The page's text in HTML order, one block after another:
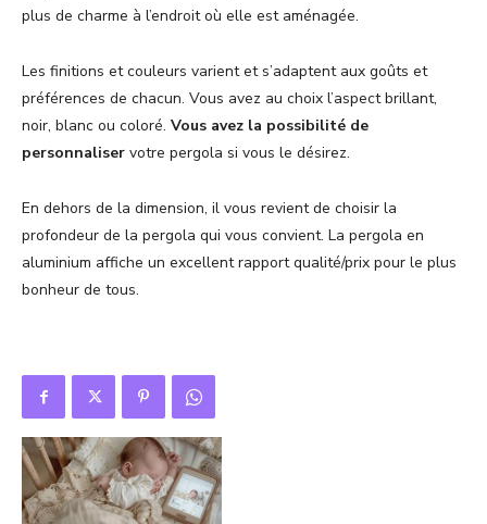
plus de charme à l’endroit où elle est aménagée.
Les finitions et couleurs varient et s’adaptent aux goûts et
préférences de chacun. Vous avez au choix l’aspect brillant,
noir, blanc ou coloré. Vous avez la possibilité de
personnaliser votre pergola si vous le désirez.
En dehors de la dimension, il vous revient de choisir la
profondeur de la pergola qui vous convient. La pergola en
aluminium affiche un excellent rapport qualité/prix pour le plus
bonheur de tous.